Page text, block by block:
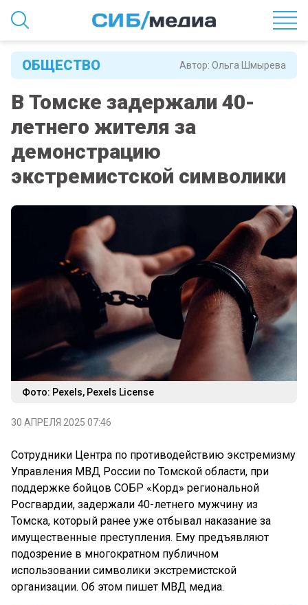
Автор: Ольга Шмырева
ОБЩЕСТВО
В Томске задержали 40-
летнего жителя за
демонстрацию
экстремистской символики
Фото: Pexels, Pexels License
30 АПРЕЛЯ 2025 07:46
Сотрудники Центра по противодействию экстремизму
Управления МВД России по Томской области, при
поддержке бойцов СОБР «Корд» региональной
Росгвардии, задержали 40-летнего мужчину из
Томска, который ранее уже отбывал наказание за
имущественные преступления. Ему предъявляют
подозрение в многократном публичном
использовании символики экстремистской
организации. Об этом пишет МВД медиа.